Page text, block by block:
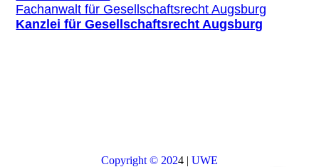
Fachanwalt für Gesellschaftsrecht Augsburg
Kanzlei für Gesellschaftsrecht Augsburg
Copyright © 2024 | UWE